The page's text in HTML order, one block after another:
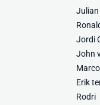
Jordi
John
Erik
Rodri